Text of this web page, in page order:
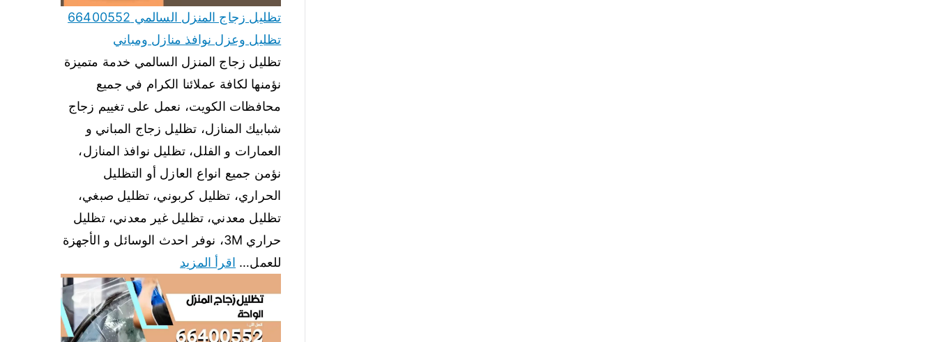
تظليل زجاج المنزل السالمي 66400552
تظليل وعزل نوافذ منازل ومباني
تظليل زجاج المنزل السالمي خدمة متميزة
نؤمنها لكافة عملائنا الكرام في جميع
محافظات الكويت، نعمل على تغييم زجاج
شبابيك المنازل، تظليل زجاج المباني و
العمارات و الفلل، تظليل نوافذ المنازل،
نؤمن جميع انواع العازل أو التظليل
الحراري، تظليل كربوني، تظليل صبغي،
تظليل معدني، تظليل غير معدني، تظليل
حراري 3M، نوفر احدث الوسائل و الأجهزة
للعمل… اقرأ المزيد